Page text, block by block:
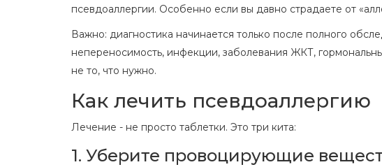
псевдоаллергии. Особенно если вы давно страдаете от
Важно: диагностика начинается только после полного
непереносимость, инфекции, заболевания ЖКТ,
не то, что нужно.
Как лечить псевдоаллергию
Лечение - не просто таблетки. Это три кита:
1. Уберите провоцирующие